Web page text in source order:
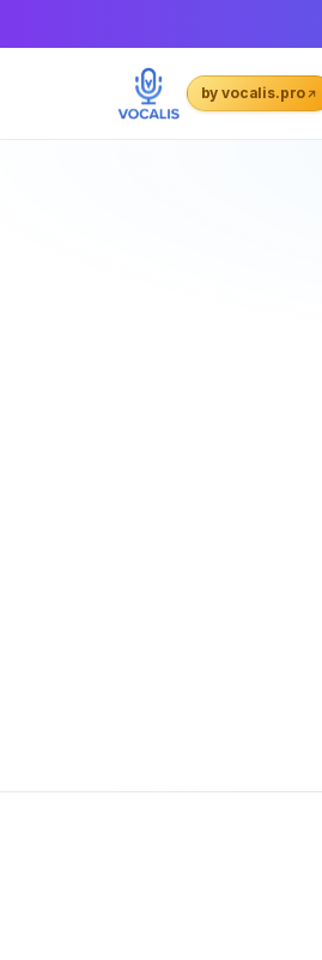
by vocalis.pro